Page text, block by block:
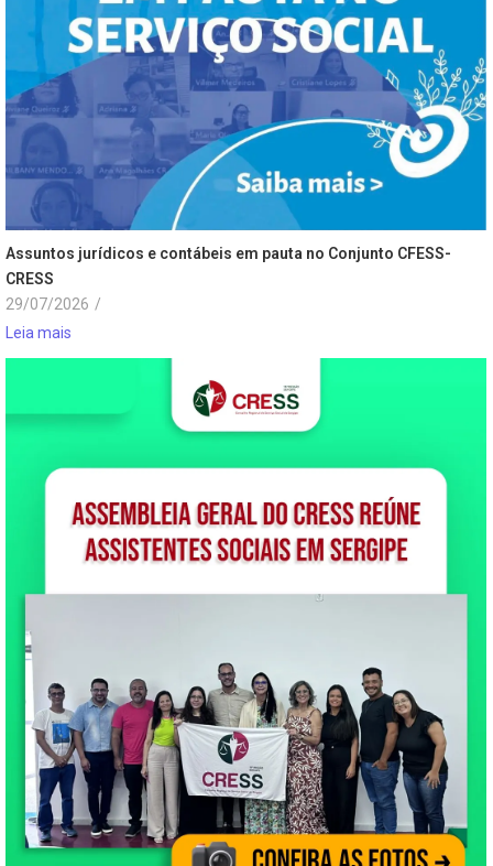
Assuntos jurídicos e contábeis em pauta no Conjunto CFESS-
CRESS
29/07/2026 /
Leia mais